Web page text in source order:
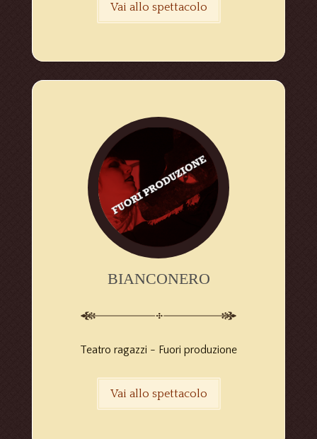
Vai allo spettacolo
BIANCONERO
Teatro ragazzi - Fuori produzione
Vai allo spettacolo